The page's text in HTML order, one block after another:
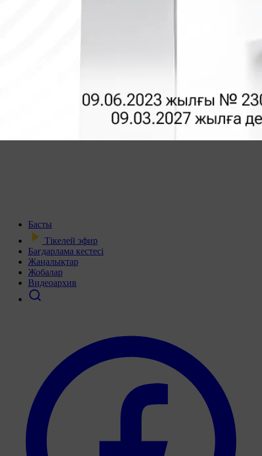
Басты
Тікелей эфир
Бағдарлама кестесі
Жаңалықтар
Жобалар
Видеоархив